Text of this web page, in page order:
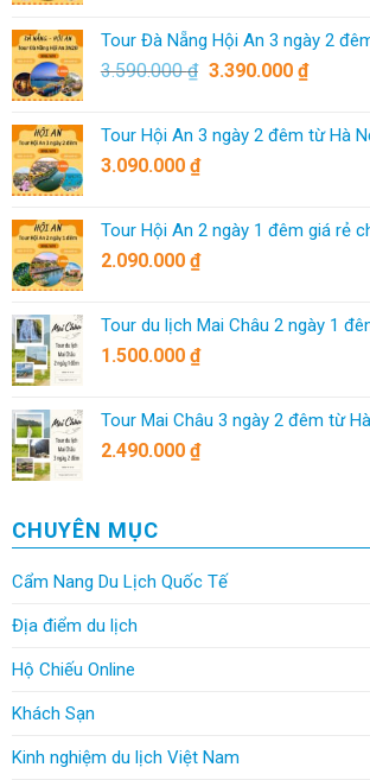
Tour Đà Nẵng Hội An 3 ngày 2
3.590.000₫ 3.390.000 ₫
Tour Hội An 3 ngày 2 đêm từ Hà
3.090.000 ₫
Tour Hội An 2 ngày 1 đêm giá rẻ
2.090.000 ₫
Tour du lịch Mai Châu 2 ngày 1
1.500.000 ₫
Tour Mai Châu 3 ngày 2 đêm từ
2.490.000 ₫
CHUYÊN MỤC
Cẩm Nang Du Lịch Quốc Tế
Địa điểm du lịch
Hộ Chiếu Online
Khách Sạn
Kinh nghiệm du lịch Việt Nam